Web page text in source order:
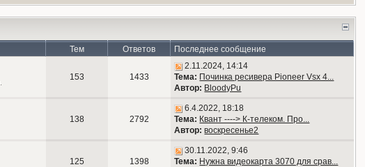
Тем Ответов Последнее сообщение
153 1433
2.11.2024, 14:14
Тема: Починка ресивера Pioneer Vsx 4...
Автор: BloodyPu
138 2792
6.4.2022, 18:18
Тема: Квант ----> К-телеком. Про...
Автор: воскресенье2
125 1398
30.11.2022, 9:46
Тема: Нужна видеокарта 3070 для срав...